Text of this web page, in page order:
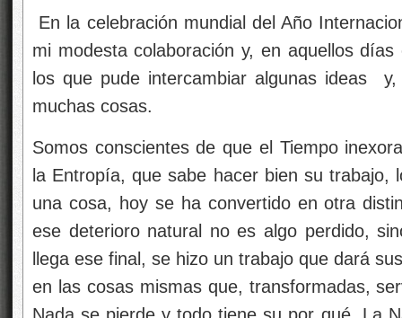
En la celebración mundial del Año
mi modesta colaboración y, en aquellos
los que pude intercambiar algunas ideas
muchas cosas.
Somos conscientes de que el Tiempo
la Entropía, que sabe hacer bien su
una cosa, hoy se ha convertido en otra
ese deterioro natural no es algo perdido,
llega ese final, se hizo un trabajo que dará
en las cosas mismas que, transformadas,